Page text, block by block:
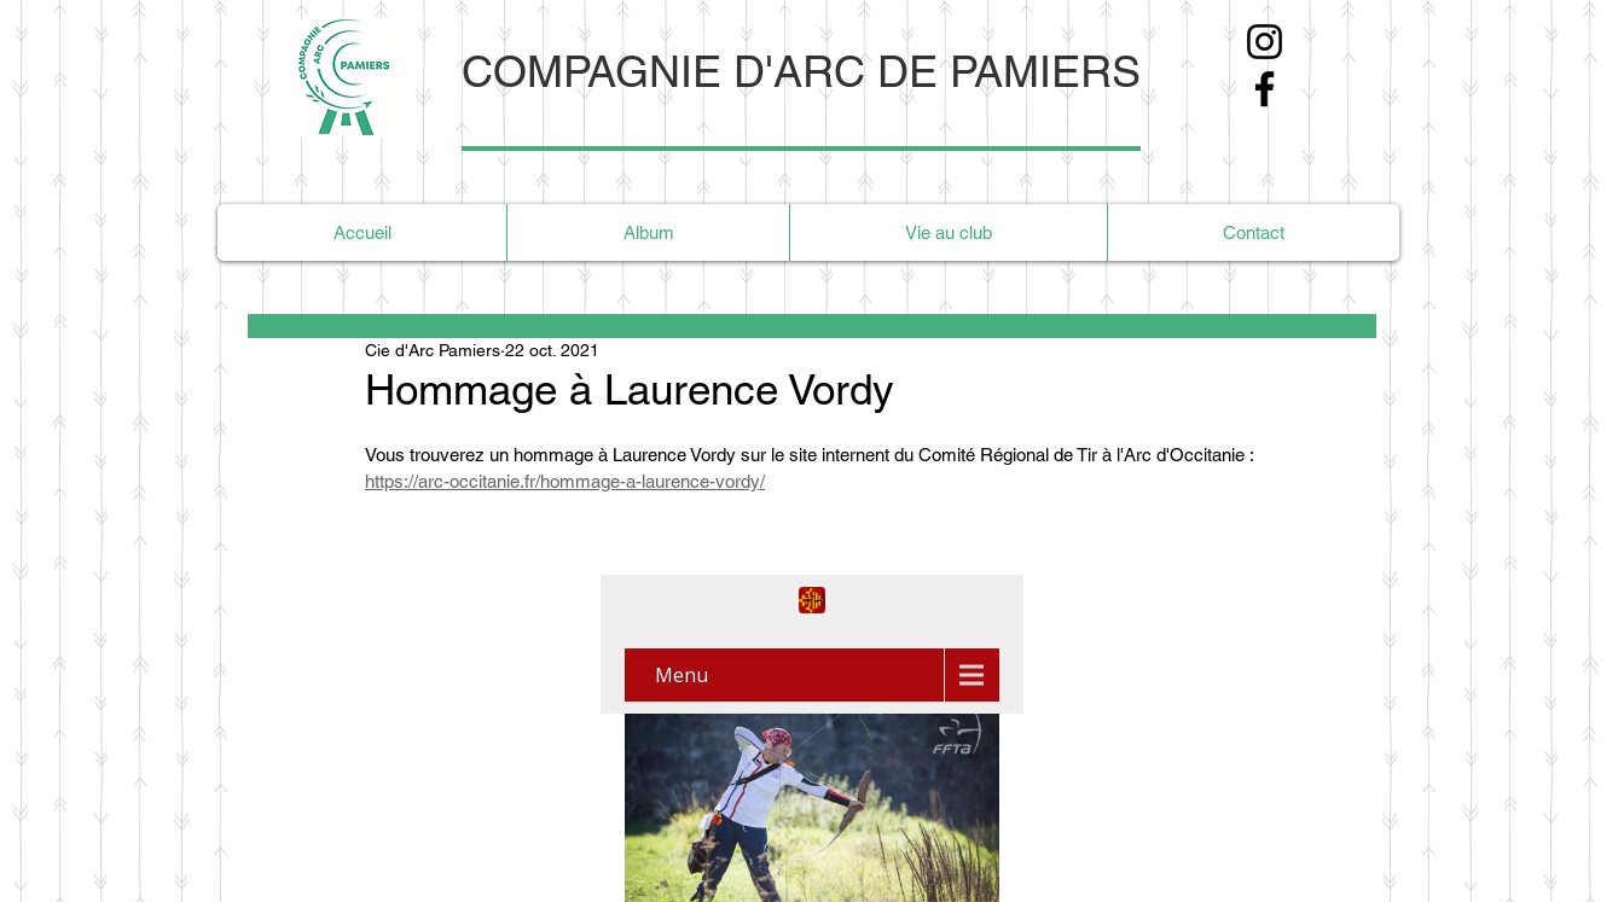
COMPAGNIE D'ARC DE PAMIERS
Accueil Album Vie au club Contact
Hommage à Laurence Vordy
Cie d'Arc Pamiers 22 oct. 2021
Vous trouverez un hommage à Laurence Vordy sur le site internent du Comité Régional de Tir à l'Arc d'Occitanie :
https://arc-occitanie.fr/hommage-a-laurence-vordy/